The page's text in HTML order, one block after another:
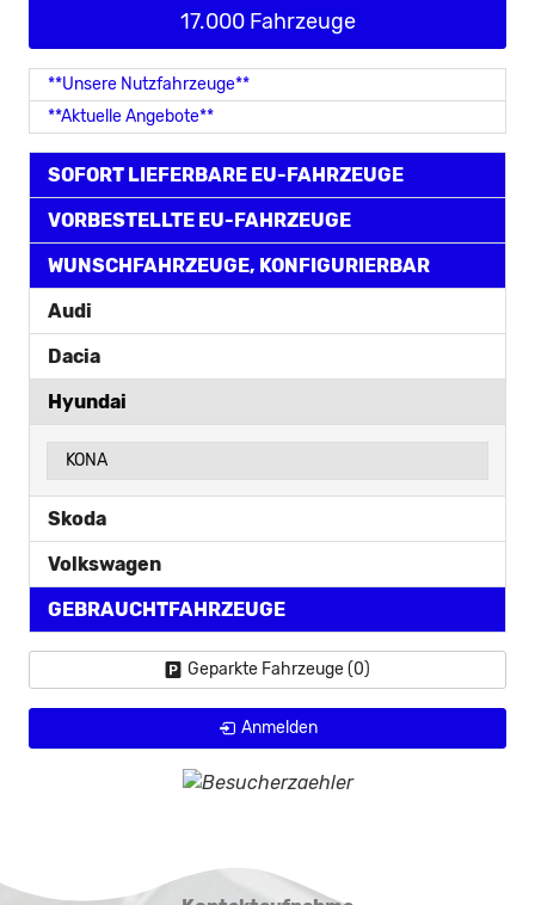
17.000 Fahrzeuge
**Unsere Nutzfahrzeuge**
**Aktuelle Angebote**
SOFORT LIEFERBARE EU-FAHRZEUGE
VORBESTELLTE EU-FAHRZEUGE
WUNSCHFAHRZEUGE, KONFIGURIERBAR
Audi
Dacia
Hyundai
KONA
Skoda
Volkswagen
GEBRAUCHTFAHRZEUGE
Geparkte Fahrzeuge (0)
Anmelden